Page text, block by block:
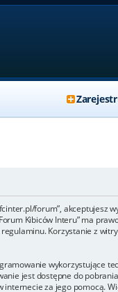
forum”, akceptujesz
Kibiców Interu” ma
Korzystanie z
wykorzystujące
jest dostępne do
internecie za jego pomocą.